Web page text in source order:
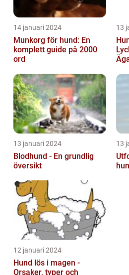
14 januari 2024
Munkorg för hund: En
komplett guide på 2000
ord
13
13 januari 2024
Blodhund - En grundlig
översikt
13
12 januari 2024
Hund lös i magen -
Orsaker, typer och